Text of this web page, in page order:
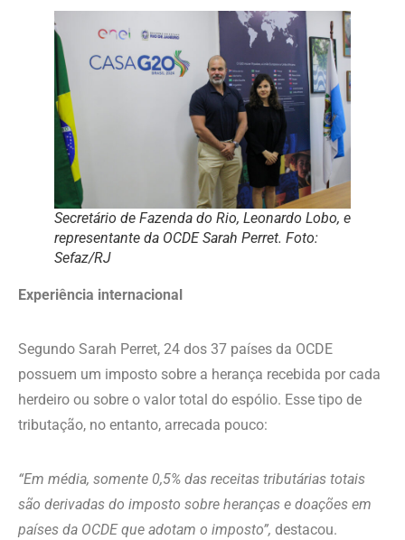
Secretário de Fazenda do Rio, Leonardo Lobo, e
representante da OCDE Sarah Perret. Foto:
Sefaz/RJ
Experiência internacional
Segundo Sarah Perret, 24 dos 37 países da OCDE
possuem um imposto sobre a herança recebida por cada
herdeiro ou sobre o valor total do espólio. Esse tipo de
tributação, no entanto, arrecada pouco:
“Em média, somente 0,5% das receitas tributárias totais
são derivadas do imposto sobre heranças e doações em
países da OCDE que adotam o imposto”, destacou.